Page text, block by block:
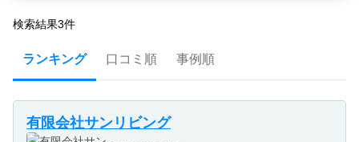
検索結果3件
ランキング 口コミ順 事例順
有限会社サンリビング